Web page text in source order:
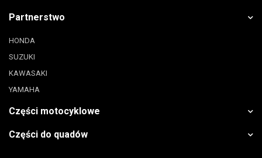
Partnerstwo
HONDA
SUZUKI
KAWASAKI
YAMAHA
Części motocyklowe
Części do quadów